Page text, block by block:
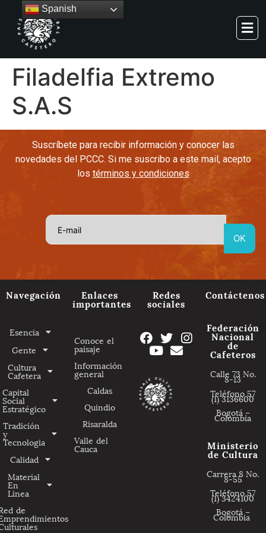
Filadelfia Extremo
S.A.S
Suscríbete para recibir información y conocer las
novedades del PCCC. Si me suscribo a este mail, acepto
los términos y condiciones
Navegación
Esencia
Gente
Cultura
Cafetera
Capital
Social
Estratégico
Tradición
y
Tecnologia
Calidad
Material
En
Linea
de
Enlaces
importantes
Conoce el
paisaje
Información
general
Caldas
Quindio
Risaralda
Valle del
Cauca
Redes
sociales
Contáctenos
Federación
Nacional
de
Cafeteros
Calle 73 No.
8-13
Teléfono 57
(1) 3136600
Bogotá –
Colombia
Ministerio
de Cultura
Carrera 8 No.
8-55
Teléfono 57
(1) 3424100
Bogotá –
Colombia
Spanish